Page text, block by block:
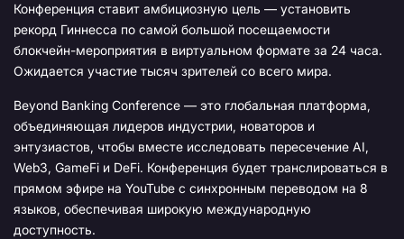
Конференция ставит амбициозную цель — установить
рекорд Гиннесса по самой большой посещаемости
блокчейн-мероприятия в виртуальном формате за 24 часа.
Ожидается участие тысяч зрителей со всего мира.
Beyond Banking Conference — это глобальная платформа,
объединяющая лидеров индустрии, новаторов и
энтузиастов, чтобы вместе исследовать пересечение AI,
Web3, GameFi и DeFi. Конференция будет транслироваться в
прямом эфире на YouTube с синхронным переводом на 8
языков, обеспечивая широкую международную
доступность.